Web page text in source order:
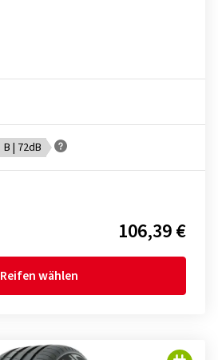
B | 72dB
106,39 €
Reifen wählen